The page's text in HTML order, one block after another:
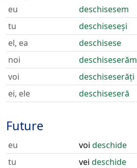
eu
deschisesem
tu
deschiseseși
el, ea
deschisese
noi
deschiseserăm
voi
deschiseserăți
ei, ele
deschiseseră
Future
eu voi deschide
tu
vei deschide